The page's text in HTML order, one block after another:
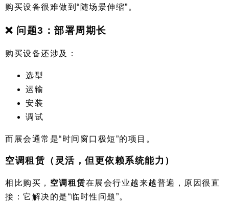
购买设备很难做到“随场景伸缩”。
❌ 问题3：部署周期长
购买设备还涉及：
选型
运输
安装
调试
而展会通常是“时间窗口极短”的项目。
空调租赁（灵活，但更依赖系统能力）
相比购买， 空调租赁在展会行业越来越普遍，原因很直
接：它解决的是“临时性问题”。